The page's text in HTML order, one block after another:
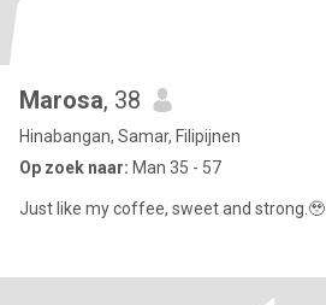
Marosa, 38
Hinabangan, Samar, Filipijnen
Op zoek naar: Man 35 - 57
Just like my coffee, sweet and strong.🥹